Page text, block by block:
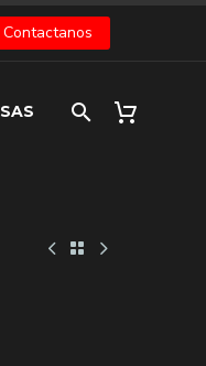
Contactanos